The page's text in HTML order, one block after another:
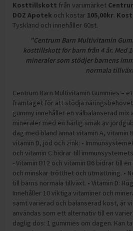
Kosttillskott från varumärket
DOZ Apotek och kostar 105,00kr.
Tyskland och innehåller 60st.
"Centrum Barn Multivitamin
kosttillskott för barn från 4 år. Med
mineraler som stödjer barnens
normala
Centrum Barn Multivitamin Gummies –
framtaget för att stödja näringsbehovet
gummy innehåller en välbalanserad mix
mineraler med en härlig smak av
dag med bland annat vitamin A, vitamin
vitamin D, jod och zink: •
och vitamin C bidrar till
- Vitamin B12 och vitamin B6 bidrar till
och minskar trötthet och utmattning. •
till barns normala tillväxt. • Vitamin D:
Innehåller 10 viktiga vitaminer och
samt varierad och balanserad kost, är
användas som ett alternativ till en
daglig dos: 1 gummies om dagen. Kan